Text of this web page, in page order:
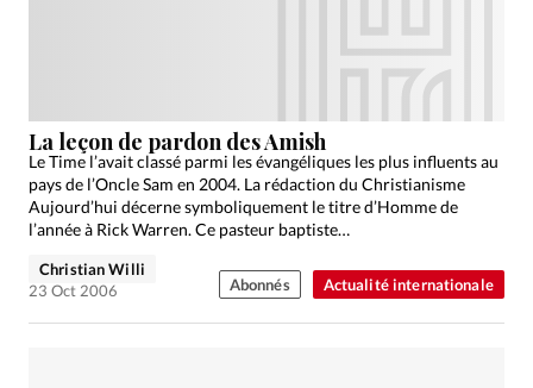
Actualité internationale
La leçon de pardon des Amish
Le Time l’avait classé parmi les évangéliques les plus influents au
pays de l’Oncle Sam en 2004. La rédaction du Christianisme
Aujourd’hui décerne symboliquement le titre d’Homme de
l’année à Rick Warren. Ce pasteur baptiste…
Christian Willi
23 Oct 2006
Abonnés